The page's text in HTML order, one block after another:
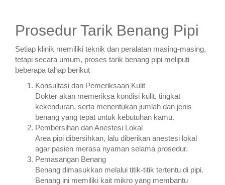
Prosedur Tarik Benang Pipi
Setiap klinik memiliki teknik dan peralatan masing-masing,
tetapi secara umum, proses tarik benang pipi meliputi
beberapa tahap berikut
Konsultasi dan Pemeriksaan Kulit
Dokter akan memeriksa kondisi kulit, tingkat
kekenduran, serta menentukan jumlah dan jenis
benang yang tepat untuk kebutuhan kamu.
Pembersihan dan Anestesi Lokal
Area pipi dibersihkan, lalu diberikan anestesi lokal
agar pasien merasa nyaman selama prosedur.
Pemasangan Benang
Benang dimasukkan melalui titik-titik tertentu di pipi.
Benang ini memiliki kait mikro yang membantu